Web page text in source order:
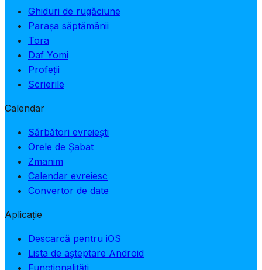
Ghiduri de rugăciune
Parașa săptămânii
Tora
Daf Yomi
Profeții
Scrierile
Calendar
Sărbători evreiești
Orele de Șabat
Zmanim
Calendar evreiesc
Convertor de date
Aplicație
Descarcă pentru iOS
Lista de așteptare Android
Funcționalități